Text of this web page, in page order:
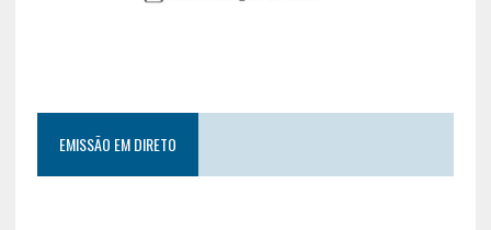
EMISSÃO EM DIRETO